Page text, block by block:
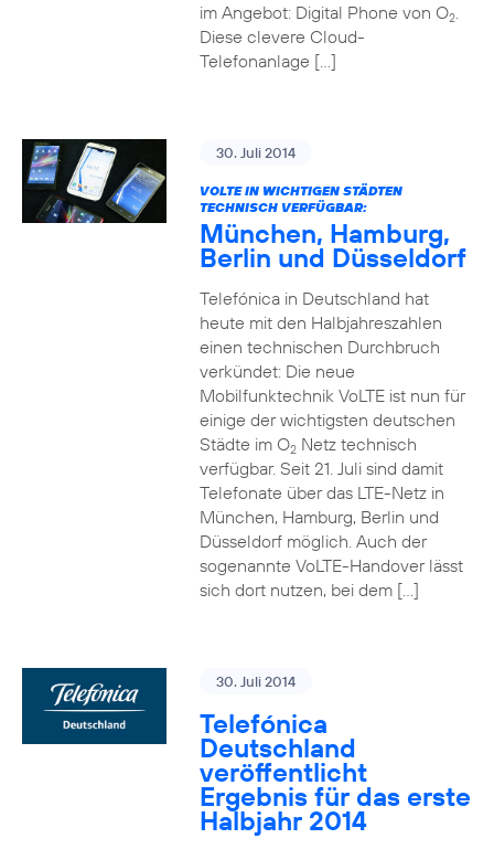
im Angebot: Digital Phone von O2.
Diese clevere Cloud-
Telefonanlage […]
30. Juli 2014
VOLTE IN WICHTIGEN STÄDTEN
TECHNISCH VERFÜGBAR:
München, Hamburg,
Berlin und Düsseldorf
Telefónica in Deutschland hat
heute mit den Halbjahreszahlen
einen technischen Durchbruch
verkündet: Die neue
Mobilfunktechnik VoLTE ist nun für
einige der wichtigsten deutschen
Städte im O2Netz technisch
verfügbar. Seit 21. Juli sind damit
Telefonate über das LTE-Netz in
München, Hamburg, Berlin und
Düsseldorf möglich. Auch der
sogenannte VoLTE-Handover lässt
sich dort nutzen, bei dem […]
30. Juli 2014
Telefónica
Deutschland
veröffentlicht
Ergebnis für das erste
Halbjahr 2014